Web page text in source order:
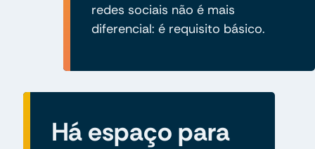
redes sociais não é mais
diferencial: é requisito básico.
Há espaço para